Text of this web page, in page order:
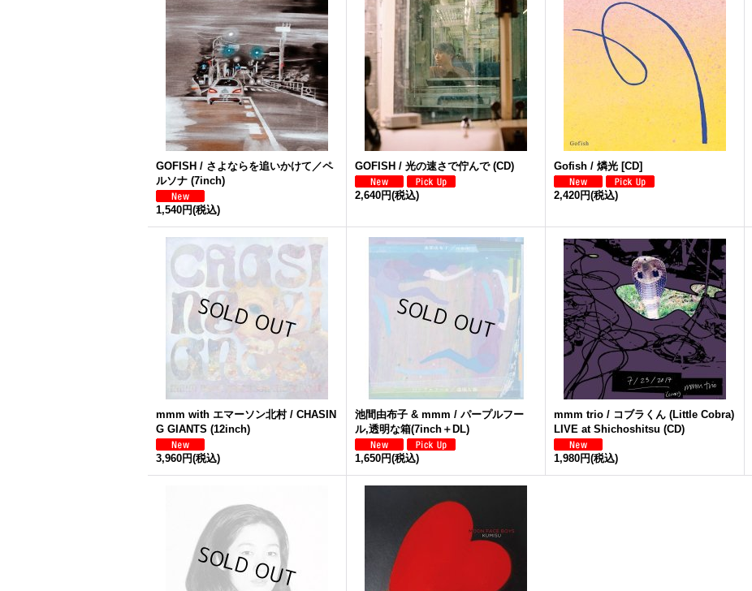
GOFISH / さよならを追いかけて／ペ
ルソナ (7inch)
1,540円(税込)
GOFISH / 光の速さで佇んで (CD)
2,640円(税込)
Gofish / 燐光 [CD]
2,420円(税込)
mmm with エマーソン北村 / CHASIN
G GIANTS (12inch)
3,960円(税込)
池間由布子 & mmm / パープルフー
ル,透明な箱(7inch＋DL)
1,650円(税込)
mmm trio / コブラくん (Little Cobra)
LIVE at Shichoshitsu (CD)
1,980円(税込)